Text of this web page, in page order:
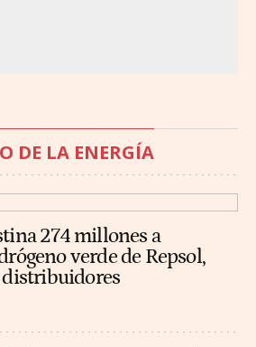
DE LA ENERGÍA
274 millones a
verde de Repsol,